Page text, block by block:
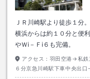
ＪＲ川崎駅より徒歩１分
横浜からは約１０分と便
やＷi－Ｆi６も完備。
アクセス： 羽田空港→私鉄
６分京急川崎駅下車中央出